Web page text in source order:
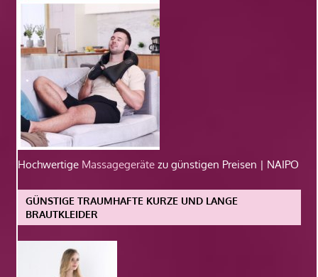
Hochwertige Massagegeräte zu günstigen Preisen | NAIPO
GÜNSTIGE TRAUMHAFTE KURZE UND LANGE
BRAUTKLEIDER